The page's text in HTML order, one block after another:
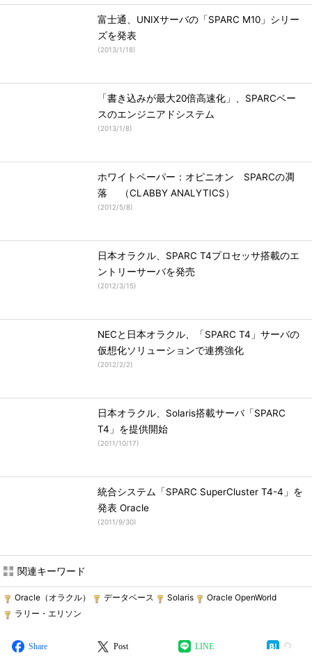
富士通、UNIXサーバの「SPARC M10」シリー
ズを発表
(2013/1/18)
「書き込みが最大20倍高速化」、SPARCベー
スのエンジニアドシステム
(2013/1/8)
ホワイトペーパー：オピニオン SPARCの凋
落 （CLABBY ANALYTICS）
(2012/5/8)
日本オラクル、SPARC T4プロセッサ搭載のエ
ントリーサーバを発売
(2012/3/15)
NECと日本オラクル、「SPARC T4」サーバの
仮想化ソリューションで連携強化
(2012/2/2)
日本オラクル、Solaris搭載サーバ「SPARC
T4」を提供開始
(2011/10/17)
統合システム「SPARC SuperCluster T4-4」を
発表 Oracle
(2011/9/30)
関連キーワード
Oracle（オラクル） データベース Solaris
Oracle OpenWorld
ラリー・エリソン
Share Post LINE